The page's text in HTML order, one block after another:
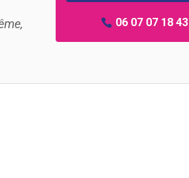
06 07 07 18 43